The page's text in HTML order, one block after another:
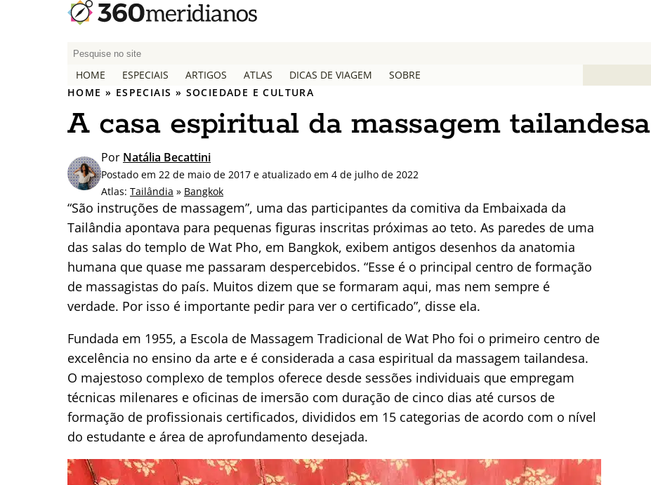
P
q
u
i
a
r
p
o
r
:
HOME ESPECIAIS ARTIGOS ATLAS DICAS DE VIAGEM SOBRE
HOME » ESPECIAIS » SOCIEDADE E CULTURA
A casa espiritual da massagem tailandesa
Por Natália Becattini
Postado em 22 de maio de 2017 e atualizado em 4 de julho de 2022
Atlas: Tailândia » Bangkok
“São instruções de massagem”, uma das participantes da comitiva da Embaixada da
Tailândia apontava para pequenas figuras inscritas próximas ao teto. As paredes de uma
das salas do templo de Wat Pho, em Bangkok, exibem antigos desenhos da anatomia
humana que quase me passaram despercebidos. “Esse é o principal centro de formação
de massagistas do país. Muitos dizem que se formaram aqui, mas nem sempre é
verdade. Por isso é importante pedir para ver o certificado”, disse ela.
Fundada em 1955, a Escola de Massagem Tradicional de Wat Pho foi o primeiro centro de
excelência no ensino da arte e é considerada a casa espiritual da massagem tailandesa.
O majestoso complexo de templos oferece desde sessões individuais que empregam
técnicas milenares e oficinas de imersão com duração de cinco dias até cursos de
formação de profissionais certificados, divididos em 15 categorias de acordo com o nível
do estudante e área de aprofundamento desejada.